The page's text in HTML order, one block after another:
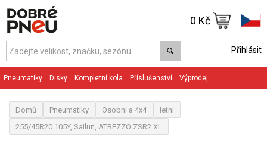
Přihlásit
0 Kč
Pneumatiky Disky Kompletní kola Příslušenství Výprodej
Domů Pneumatiky Osobní a 4x4
letní
255/45R20 105Y, Sailun, ATREZZO ZSR2 XL